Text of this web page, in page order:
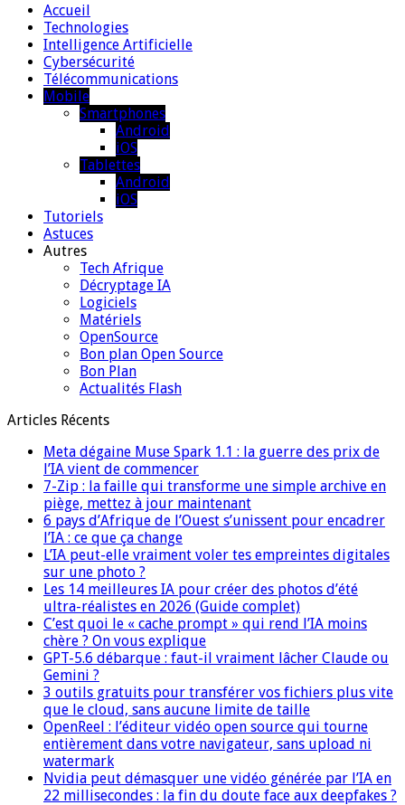
Accueil
Technologies
Intelligence Artificielle
Cybersécurité
Télécommunications
Mobile
Smartphones
Android
iOS
Tablettes
Android
iOS
Tutoriels
Astuces
Autres
Tech Afrique
Décryptage IA
Logiciels
Matériels
OpenSource
Bon plan Open Source
Bon Plan
Actualités Flash
Articles Récents
Meta dégaine Muse Spark 1.1 : la guerre des prix de
l’IA vient de commencer
7-Zip : la faille qui transforme une simple archive en
piège, mettez à jour maintenant
6 pays d’Afrique de l’Ouest s’unissent pour encadrer
l’IA : ce que ça change
L’IA peut-elle vraiment voler tes empreintes digitales
sur une photo ?
Les 14 meilleures IA pour créer des photos d’été
ultra-réalistes en 2026 (Guide complet)
C’est quoi le « cache prompt » qui rend l’IA moins
chère ? On vous explique
GPT-5.6 débarque : faut-il vraiment lâcher Claude ou
Gemini ?
3 outils gratuits pour transférer vos fichiers plus vite
que le cloud, sans aucune limite de taille
OpenReel : l’éditeur vidéo open source qui tourne
entièrement dans votre navigateur, sans upload ni
watermark
Nvidia peut démasquer une vidéo générée par l’IA en
22 millisecondes : la fin du doute face aux deepfakes ?